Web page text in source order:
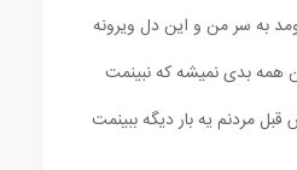
به سر من و این دل ویرونه
همه بدی نمیشه که نبینمت
مردنم یه بار دیگه ببینمت